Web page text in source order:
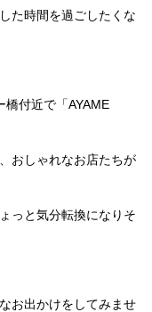
た時間を過ごしたくな
付近で「AYAME
おしゃれなお店たちが
っと気分転換になりそ
お出かけをしてみませ